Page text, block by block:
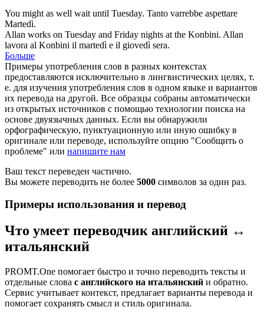
You might as well wait until Tuesday. Tanto varrebbe aspettare
Martedì.
Allan works on Tuesday and Friday nights at the Konbini. Allan
lavora al Konbini il martedì e il giovedì sera.
Больше
Примеры употребления слов в разных контекстах
предоставляются исключительно в лингвистических целях, т.
е. для изучения употребления слов в одном языке и вариантов
их перевода на другой. Все образцы собраны автоматически
из открытых источников с помощью технологии поиска на
основе двуязычных данных. Если вы обнаружили
орфографическую, пунктуационную или иную ошибку в
оригинале или переводе, используйте опцию "Сообщить о
проблеме" или напишите нам
Ваш текст переведен частично.
Вы можете переводить не более 5000 символов за один раз.
Примеры использования и перевод
Что умеет переводчик английский ↔
итальянский
PROMT.One помогает быстро и точно переводить тексты и
отдельные слова с английского на итальянский и обратно.
Сервис учитывает контекст, предлагает варианты перевода и
помогает сохранять смысл и стиль оригинала.